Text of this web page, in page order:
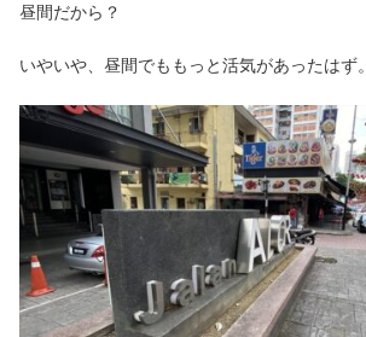
昼間だから？
いやいや、昼間でももっと活気があったはず。